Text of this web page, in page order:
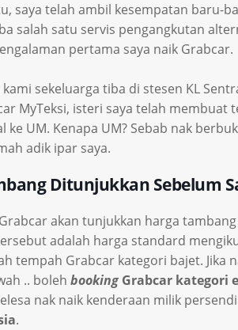
saya telah ambil kesempatan baru-
salah satu servis pengangkutan
pertama saya naik Grabcar.
kami sekeluarga tiba di stesen KL
MyTeksi, isteri saya telah
ke UM. Kenapa UM? Sebab nak
adik ipar saya.
Ditunjukkan Sebelum
akan tunjukkan harga
adalah harga standard
tempah Grabcar kategori bajet. Jika
.. boleh bookingGrabcar kategori
nak naik kenderaan milik
.